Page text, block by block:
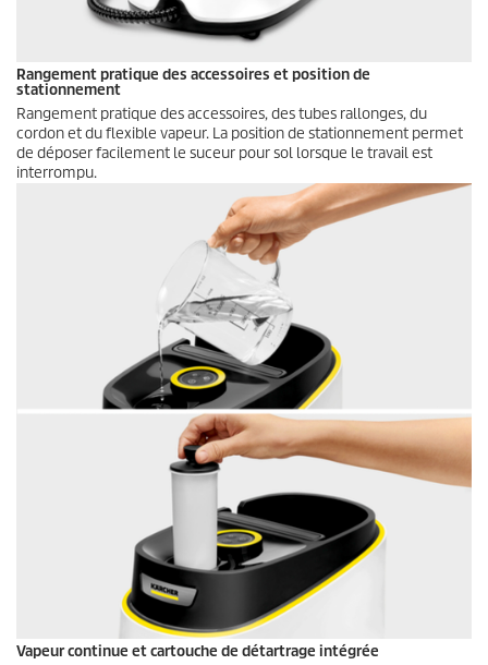
Rangement pratique des accessoires et position de
stationnement
Rangement pratique des accessoires, des tubes rallonges, du
cordon et du flexible vapeur. La position de stationnement permet
de déposer facilement le suceur pour sol lorsque le travail est
interrompu.
Vapeur continue et cartouche de détartrage intégrée